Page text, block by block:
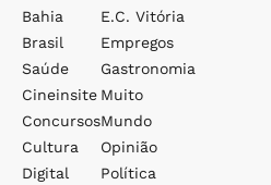
Bahia
Brasil
Saúde
Cineinsite
Concursos
Cultura
Digital
E.c. Vitória
Empregos
Gastronomia
Muito
Mundo
Opinião
Política